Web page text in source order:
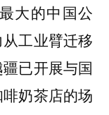
大的中国公
工业臂迁移
已开展与国
奶茶店的场